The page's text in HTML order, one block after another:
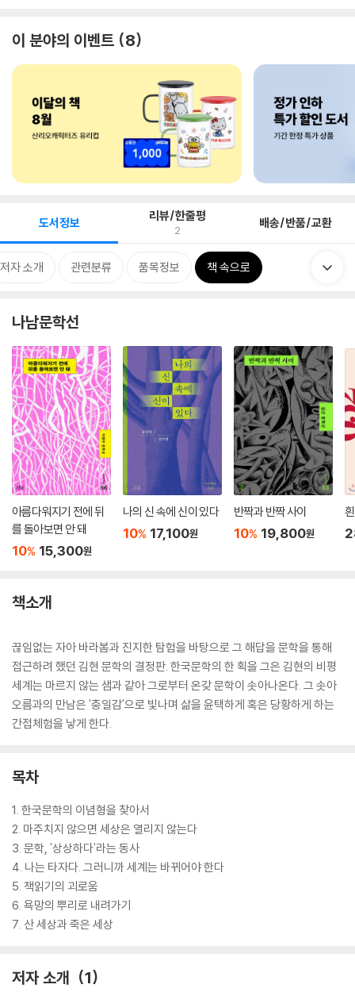
이 분야의 이벤트 8
도서정보 리뷰/한줄평
2 배송/반품/교환
저자 소개 관련분류 품목정보 책 속으로
나남문학선
아름다워지기 전에 뒤
를 돌아보면 안 돼
10% 15,300원
나의 신 속에 신이 있다
10% 17,100원
반짝과 반짝 사이
10% 19,800원
책소개
끊임없는 자아 바라봄과 진지한 탐험을 바탕으로 그 해답을 문학을 통해
접근하려 했던 김현 문학의 결정판. 한국문학의 한 획을 그은 김현의 비평
세계는 마르지 않는 샘과 같아 그로부터 온갖 문학이 솟아나온다. 그 솟아
오름과의 만남은 '충일감'으로 빛나며 삶을 윤택하게 혹은 당황하게 하는
간접체험을 낳게 한다.
목차
1. 한국문학의 이념형을 찾아서
2. 마주치지 않으면 세상은 열리지 않는다
3. 문학, '상상하다'라는 동사
4. 나는 타자다. 그러니까 세계는 바뀌어야 한다
5. 책읽기의 괴로움
6. 욕망의 뿌리로 내려가기
7. 산 세상과 죽은 세상
저자 소개 1